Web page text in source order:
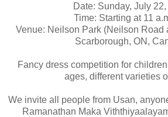
Date: Sunday, July
Time: Starting at 11
Venue: Neilson Park (Neilson Road
Scarborough, ON,
Fancy dress competition for
ages, different varieties
We invite all people from Usan,
Ramanathan Maka